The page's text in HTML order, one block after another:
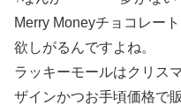
Merry Moneyチョコレー
欲しがるんですよね。
ラッキーモールはクリス
ザインかつお手頃価格で